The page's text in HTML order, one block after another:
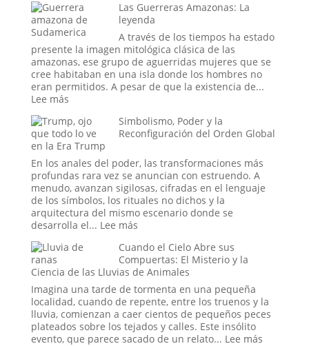
donde
Decide
la
Hora
del
Apocalipsis
«Niños
y
el
Proyecto
Stargate:
¿La
de
la
o
el
Sueño
de
un
Espía?
Las Guerreras Amazonas: La
leyenda
A través de los tiempos ha estado
presente la imagen mitológica clásica de las
amazonas, ese grupo de aguerridas mujeres que se
cree habitaban en una isla donde los hombres no
eran permitidos. A pesar de que la existencia de...
Lee más:
Guerreras
Amazonas:
La
leyenda
Simbolismo, Poder y la
Reconfiguración del Orden Global
en la Era Trump
En los anales del poder, las transformaciones más
profundas rara vez se anuncian con estruendo. A
menudo, avanzan sigilosas, cifradas en el lenguaje
de los símbolos, los rituales no dichos y la
arquitectura del mismo escenario donde se
desarrolla el... Lee más:
Poder
y
la
Reconfiguración
del
Orden
Global
en
Cuando el Cielo Abre sus
Compuertas: El Misterio y la
Ciencia de las Lluvias de Animales
Imagina una tarde de tormenta en una pequeña
localidad, cuando de repente, entre los truenos y la
lluvia, comienzan a caer cientos de pequeños peces
plateados sobre los tejados y calles. Este insólito
evento, que parece sacado de un relato... Lee más: